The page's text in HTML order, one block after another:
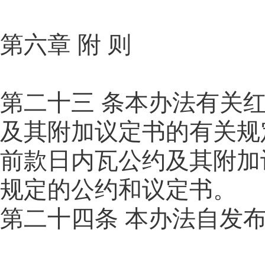
第六章 附 则
第二十三 条本办法有关
及其附加议定书的有关
前款日内瓦公约及其附
规定的公约和议定书。
第二十四条 本办法自发